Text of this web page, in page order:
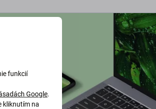
funkcií
Google.
kliknutím na